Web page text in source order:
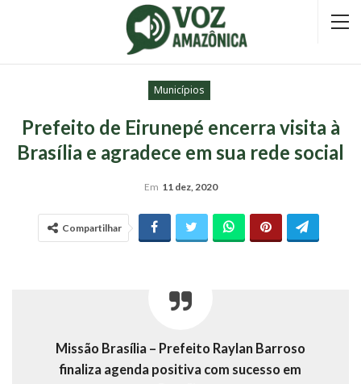
Municípios
Prefeito de Eirunepé encerra visita à
Brasília e agradece em sua rede social
Em 11 dez, 2020
Compartilhar
Missão Brasília – Prefeito Raylan Barroso
finaliza agenda positiva com sucesso em